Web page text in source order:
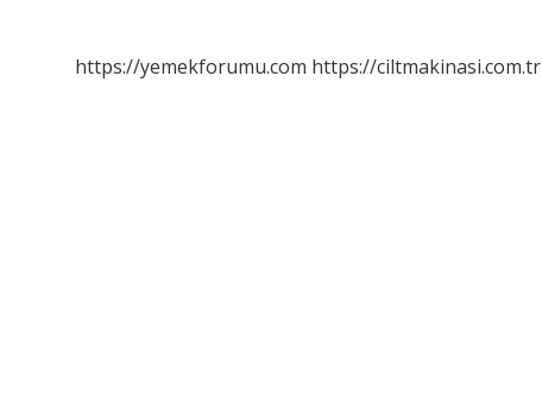
https://yemekforumu.com https://ciltmakinasi.com.tr